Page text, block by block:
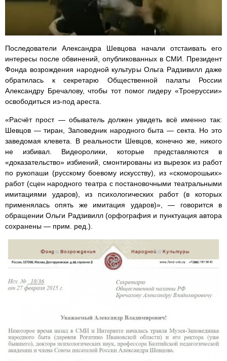
Последователи Александра Шевцова начали отстаивать его
интересы после обвинений, опубликованных в СМИ. Президент
Фонда возрождения народной культуры Ольга Радзивилл даже
обратилась к секретарю Общественной палаты России
Александру Бречалову, чтобы тот помог лидеру «Троеруссии»
освободиться из-под ареста.
«Расчёт прост — обыватель должен увидеть всё именно так:
Шевцов — тиран, Заповедник народного быта — секта. Но это
заведомая клевета. В реальности Шевцов, конечно же, никого
не избивал. Видеоролики, которые представляются в
«доказательство» избиений, смонтированы из вырезок из работ
по рукопаши (русскому боевому искусству), из «скоморошьих»
работ (сцен народного театра с постановочными театральными
имитациями ударов), из психологических работ (в которых
применялась опять же имитация ударов)», — говорится в
обращении Ольги Радзивилл (орфография и пунктуация автора
сохранены — прим. ред.).